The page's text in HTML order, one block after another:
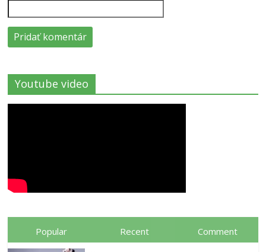
Youtube video
Popular Recent Comment